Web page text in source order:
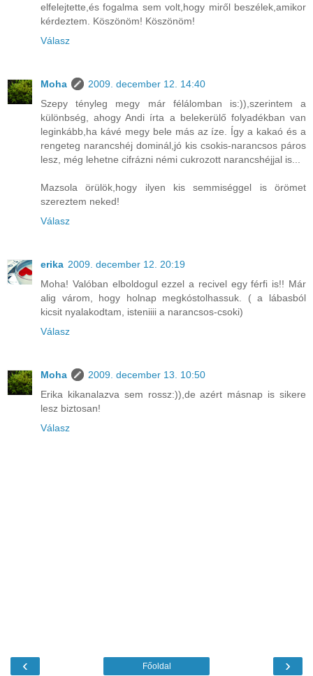
elfelejtette,és fogalma sem volt,hogy miről beszélek,amikor
kérdeztem. Köszönöm! Köszönöm!
Válasz
Moha
2009. december 12. 14:40
Szepy tényleg megy már félálomban is:)),szerintem a
különbség, ahogy Andi írta a belekerülő folyadékban van
leginkább,ha kávé megy bele más az íze. Így a kakaó és a
rengeteg narancshéj dominál,jó kis csokis-narancsos páros
lesz, még lehetne cifrázni némi cukrozott narancshéjjal is...
Mazsola örülök,hogy ilyen kis semmiséggel is örömet
szereztem neked!
Válasz
erika 2009. december 12. 20:19
Moha! Valóban elboldogul ezzel a recivel egy férfi is!! Már
alig várom, hogy holnap megkóstolhassuk. ( a lábasból
kicsit nyalakodtam, isteniiii a narancsos-csoki)
Válasz
Moha
2009. december 13. 10:50
Erika kikanalazva sem rossz:)),de azért másnap is sikere
lesz biztosan!
Válasz
‹ ›
Főoldal